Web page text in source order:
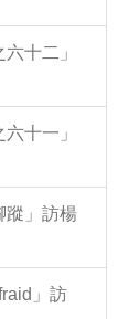
十二」
十一」
蹤」訪楊
」訪